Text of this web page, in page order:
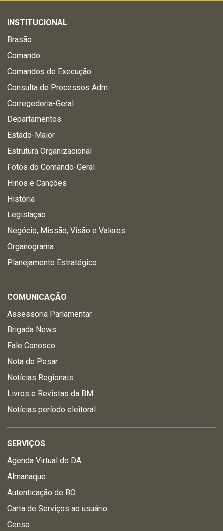
INSTITUCIONAL
Brasão
Comando
Comandos de Execução
Consulta de Processos Adm.
Corregedoria-Geral
Departamentos
Estado-Maior
Estrutura Organizacional
Fotos do Comando-Geral
Hinos e Canções
História
Legislação
Negócio, Missão, Visão e Valores
Organograma
Planejamento Estratégico
COMUNICAÇÃO
Assessoria Parlamentar
Brigada News
Fale Conosco
Nota de Pesar
Notícias Regionais
Livros e Revistas da BM
Notícias período eleitoral
SERVIÇOS
Agenda Virtual do DA
Almanaque
Autenticação de BO
Carta de Serviços ao usuário
Censo